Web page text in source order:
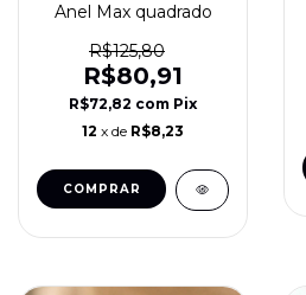
Anel Max quadrado
R$125,80
R$80,91
R$72,82 com Pix
12 x de R$8,23
COMPRAR